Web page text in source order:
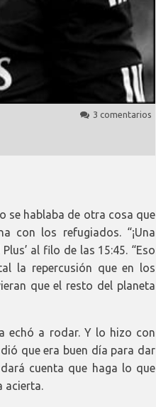
3 comentarios
se hablaba de otra cosa que
con los refugiados. “¡Una
al filo de las 15:45. “Eso
la repercusión que en los
que el resto del planeta
echó a rodar. Y lo hizo con
que era buen día para dar
cuenta que haga lo que
acierta.